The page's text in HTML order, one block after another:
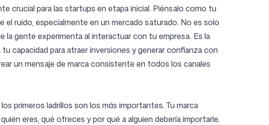
crucial para las startups en etapa inicial. Piénsalo como tu
ruido, especialmente en un mercado saturado. No es solo
la gente experimenta al interactuar con tu empresa. Es la
capacidad para atraer inversiones y generar confianza con
un mensaje de marca consistente en todos los canales
primeros ladrillos son los más importantes. Tu marca
eres, qué ofreces y por qué a alguien debería importarle.